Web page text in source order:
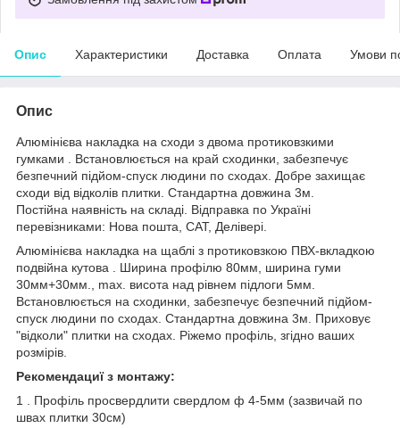
Опис Характеристики Доставка Оплата Умови
Опис
Алюмінієва накладка на сходи з двома протиковзкими
гумками . Встановлюється на край сходинки, забезпечує
безпечний підйом-спуск людини по сходах. Добре захищає
сходи від відколів плитки. Стандартна довжина 3м.
Постійна наявність на складі. Відправка по Україні
перевізниками: Нова пошта, САТ, Делівері.
Алюмінієва накладка на щаблі з протиковзкою ПВХ-вкладкою
подвійна кутова . Ширина профілю 80мм, ширина гуми
30мм+30мм., max. висота над рівнем підлоги 5мм.
Встановлюється на сходинки, забезпечує безпечний підйом-
спуск людини по сходах. Стандартна довжина 3м. Приховує
"відколи" плитки на сходах. Ріжемо профіль, згідно ваших
розмірів.
Рекомендациї з монтажу:
1 . Профіль просвердлити свердлом ф 4-5мм (зазвичай по
швах плитки 30см)